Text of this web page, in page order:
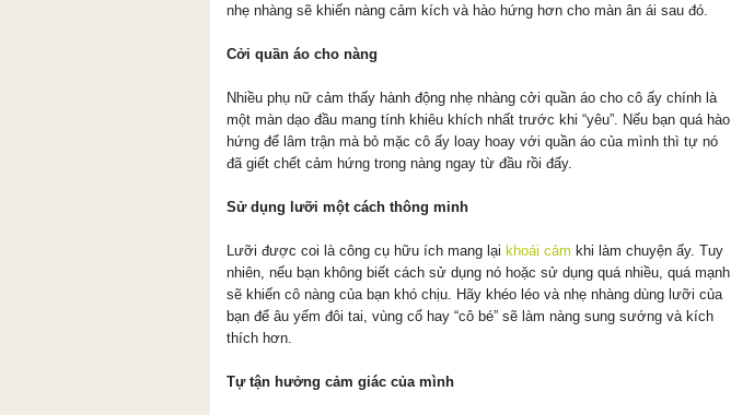
nhẹ nhàng sẽ khiến nàng cảm kích và hào hứng hơn cho màn ân ái sau đó.
Cởi quần áo cho nàng
Nhiều phụ nữ cảm thấy hành động nhẹ nhàng cởi quần áo cho cô ấy chính là
một màn dạo đầu mang tính khiêu khích nhất trước khi “yêu”. Nếu bạn quá hào
hứng để lâm trận mà bỏ mặc cô ấy loay hoay với quần áo của mình thì tự nó
đã giết chết cảm hứng trong nàng ngay từ đầu rồi đấy.
Sử dụng lưỡi một cách thông minh
Lưỡi được coi là công cụ hữu ích mang lại khoái cảm khi làm chuyện ấy. Tuy
nhiên, nếu bạn không biết cách sử dụng nó hoặc sử dụng quá nhiều, quá mạnh
sẽ khiến cô nàng của bạn khó chịu. Hãy khéo léo và nhẹ nhàng dùng lưỡi của
bạn để âu yếm đôi tai, vùng cổ hay “cô bé” sẽ làm nàng sung sướng và kích
thích hơn.
Tự tận hưởng cảm giác của mình